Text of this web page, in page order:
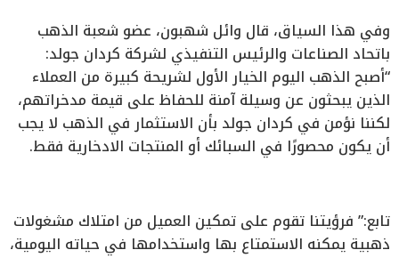
وفي هذا السياق، قال وائل شهبون، عضو شعبة الذهب
باتحاد الصناعات والرئيس التنفيذي لشركة كردان جولد:
“أصبح الذهب اليوم الخيار الأول لشريحة كبيرة من العملاء
الذين يبحثون عن وسيلة آمنة للحفاظ على قيمة مدخراتهم،
لكننا نؤمن في كردان جولد بأن الاستثمار في الذهب لا يجب
أن يكون محصورًا في السبائك أو المنتجات الادخارية فقط.
تابع:” فرؤيتنا تقوم على تمكين العميل من امتلاك مشغولات
ذهبية يمكنه الاستمتاع بها واستخدامها في حياته اليومية،